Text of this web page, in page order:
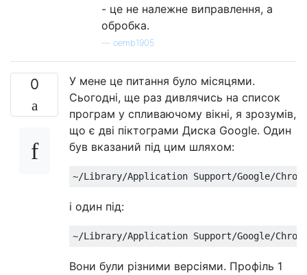
- це не належне виправлення, а
обробка.
oemb1905
0
У мене це питання було місяцями.
Сьогодні, ще раз дивлячись на список
програм у спливаючому вікні, я зрозумів,
що є дві піктограми Диска Google. Один
був вказаний під цим шляхом:
і один під:
Вони були різними версіями. Профіль 1